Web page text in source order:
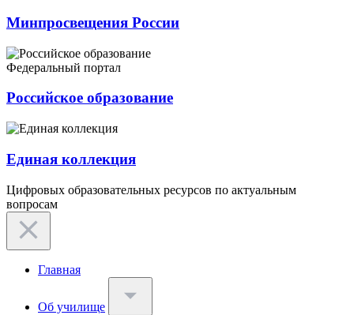
Минпросвещения России
Федеральный портал
Российское образование
Единая коллекция
Цифровых образовательных ресурсов по актуальным
вопросам
Главная
Об училище